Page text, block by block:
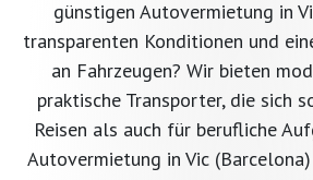
günstigen Autovermietung in
transparenten Konditionen und
an Fahrzeugen? Wir bieten
praktische Transporter, die sich
Reisen als auch für berufliche
Autovermietung in Vic